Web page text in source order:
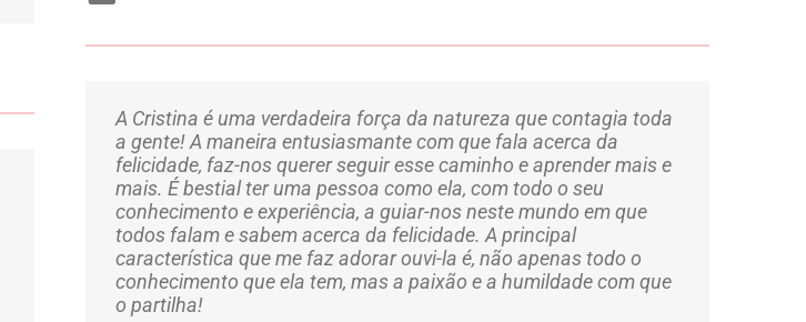
A Cristina é uma verdadeira força da natureza que contagia toda
a gente! A maneira entusiasmante com que fala acerca da
felicidade, faz-nos querer seguir esse caminho e aprender mais e
mais. É bestial ter uma pessoa como ela, com todo o seu
conhecimento e experiência, a guiar-nos neste mundo em que
todos falam e sabem acerca da felicidade. A principal
característica que me faz adorar ouvi-la é, não apenas todo o
conhecimento que ela tem, mas a paixão e a humildade com que
o partilha!